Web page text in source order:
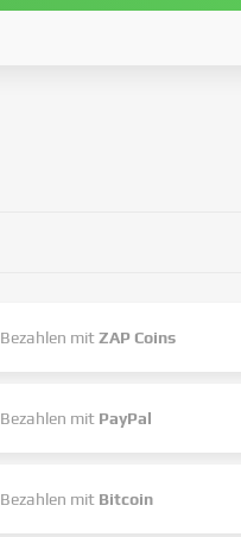
Bezahlen mitZAP Coins
Bezahlen mit PayPal
Bezahlen mit Bitcoin